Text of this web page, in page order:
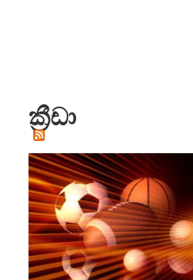
ක්‍රීඩා